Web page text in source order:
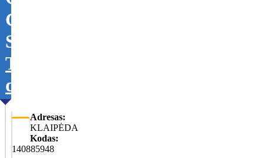
GROŽIO
SALONAS
Tikslinti
duomenis
Adresas:
KLAIPĖDA
Kodas:
140885948